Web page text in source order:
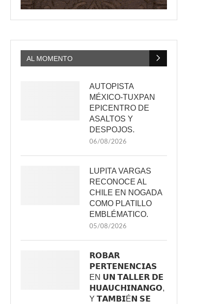
AL MOMENTO
AUTOPISTA
MÉXICO-TUXPAN
EPICENTRO DE
ASALTOS Y
DESPOJOS.
06/08/2026
LUPITA VARGAS
RECONOCE AL
CHILE EN NOGADA
COMO PLATILLO
EMBLÉMATICO.
05/08/2026
𝗥𝗢𝗕𝗔𝗥
𝗣𝗘𝗥𝗧𝗘𝗡𝗘𝗡𝗖𝗜𝗔𝗦
EN 𝗨𝗡 𝗧𝗔𝗟𝗟𝗘𝗥 𝗗𝗘
𝗛𝗨𝗔𝗨𝗖𝗛𝗜𝗡𝗔𝗡𝗚𝗢,
Y 𝗧𝗔𝗠𝗕𝗜É𝗡 𝗦𝗘